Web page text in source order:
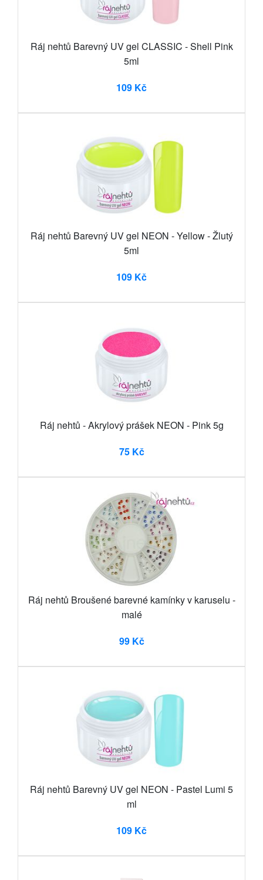
Ráj nehtů Barevný UV gel CLASSIC - Shell Pink
5ml
109 Kč
Ráj nehtů Barevný UV gel NEON - Yellow - Žlutý
5ml
109 Kč
Ráj nehtů - Akrylový prášek NEON - Pink 5g
75 Kč
Ráj nehtů Broušené barevné kamínky v karuselu -
malé
99 Kč
Ráj nehtů Barevný UV gel NEON - Pastel Lumi 5
ml
109 Kč